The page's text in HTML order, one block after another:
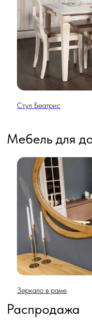
Стул Беатрис
Зеркало в раме